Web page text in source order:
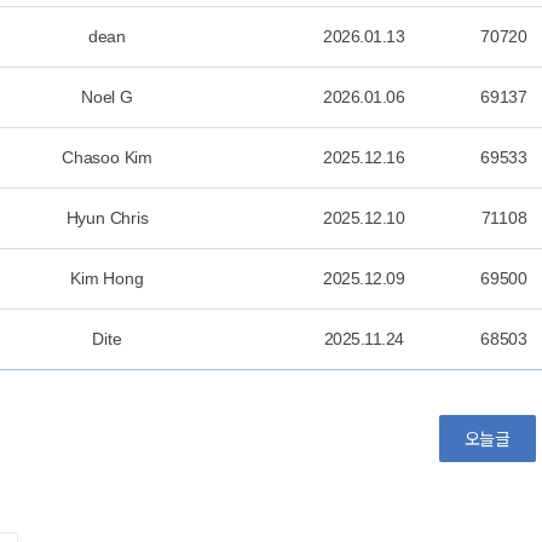
dean 2026.01.13 70720
Noel G 2026.01.06 69137
Chasoo Kim 2025.12.16 69533
Hyun Chris 2025.12.10 71108
Kim Hong 2025.12.09 69500
Dite 2025.11.24 68503
오늘글